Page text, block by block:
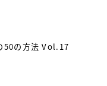
50の方法 Vol.17